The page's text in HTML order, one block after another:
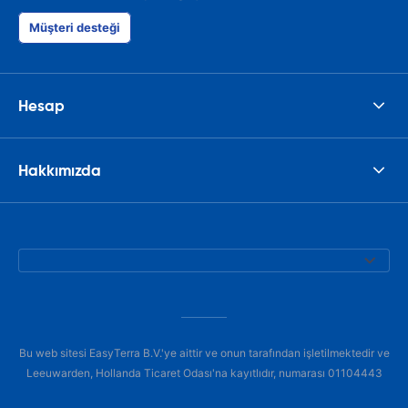
Müşteri desteği
Hesap
Hakkımızda
Bu web sitesi EasyTerra B.V.'ye aittir ve onun tarafından işletilmektedir ve
Leeuwarden, Hollanda Ticaret Odası'na kayıtlıdır, numarası 01104443